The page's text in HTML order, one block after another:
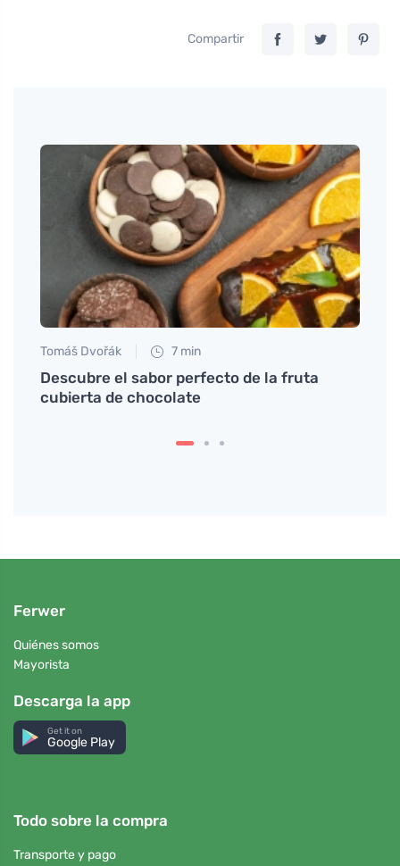
Compartir
Tomáš Dvořák 7 min
Descubre el sabor perfecto de la fruta
cubierta de chocolate
Ferwer
Quiénes somos
Mayorista
Descarga la app
Get it on
Google Play
Todo sobre la compra
Transporte y pago